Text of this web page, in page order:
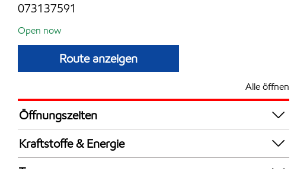
073137591
Open now
Route anzeigen
Alle öffnen
Öffnungszeiten
Mon
Die
Kraftstoffe & Energie
Synergy Supreme+ Bleifrei 98